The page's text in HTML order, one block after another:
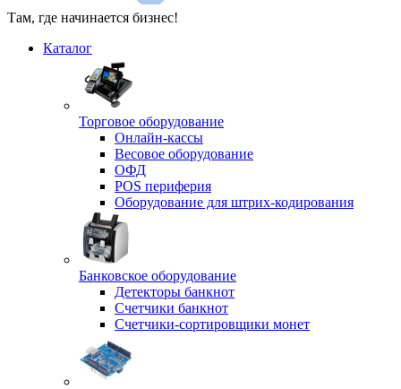
Там, где начинается бизнес!
Каталог
Торговое оборудование
Онлайн-кассы
Весовое оборудование
ОФД
POS периферия
Оборудование для штрих-кодирования
Банковское оборудование
Детекторы банкнот
Счетчики банкнот
Счетчики-сортировщики монет